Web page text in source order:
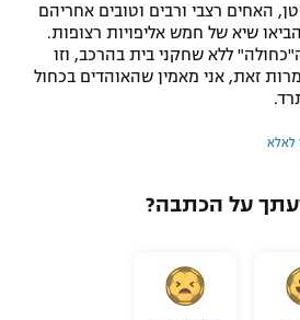
האחים רצבי ורבים וטובים אחריהם
שיא של חמש אליפויות רצופות.
ללא שחקני בית בהרכב, וזו
זאת, אני מאמין שהאוהדים בכחול
לאלא
על הכתבה?